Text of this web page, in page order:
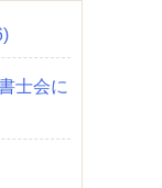
士会に